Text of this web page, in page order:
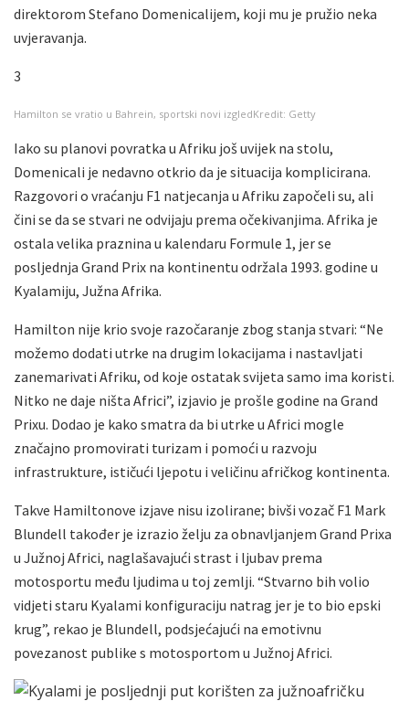
direktorom Stefano Domenicalijem, koji mu je pružio neka
uvjeravanja.
3
Hamilton se vratio u Bahrein, sportski novi izgledKredit: Getty
Iako su planovi povratka u Afriku još uvijek na stolu,
Domenicali je nedavno otkrio da je situacija komplicirana.
Razgovori o vraćanju F1 natjecanja u Afriku započeli su, ali
čini se da se stvari ne odvijaju prema očekivanjima. Afrika je
ostala velika praznina u kalendaru Formule 1, jer se
posljednja Grand Prix na kontinentu održala 1993. godine u
Kyalamiju, Južna Afrika.
Hamilton nije krio svoje razočaranje zbog stanja stvari: “Ne
možemo dodati utrke na drugim lokacijama i nastavljati
zanemarivati Afriku, od koje ostatak svijeta samo ima koristi.
Nitko ne daje ništa Africi”, izjavio je prošle godine na Grand
Prixu. Dodao je kako smatra da bi utrke u Africi mogle
značajno promovirati turizam i pomoći u razvoju
infrastrukture, ističući ljepotu i veličinu afričkog kontinenta.
Takve Hamiltonove izjave nisu izolirane; bivši vozač F1 Mark
Blundell također je izrazio želju za obnavljanjem Grand Prixa
u Južnoj Africi, naglašavajući strast i ljubav prema
motosportu među ljudima u toj zemlji. “Stvarno bih volio
vidjeti staru Kyalami konfiguraciju natrag jer je to bio epski
krug”, rekao je Blundell, podsjećajući na emotivnu
povezanost publike s motosportom u Južnoj Africi.